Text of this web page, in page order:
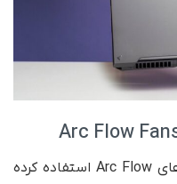
ایسوس در سری جدید TUF از فن‌های Arc Flow استفاده کرده